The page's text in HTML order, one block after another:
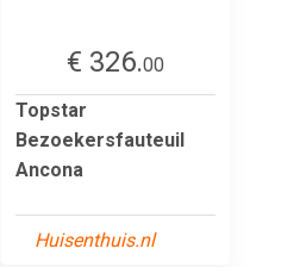
€ 326.00
Topstar
Bezoekersfauteuil
Ancona
Huisenthuis.nl